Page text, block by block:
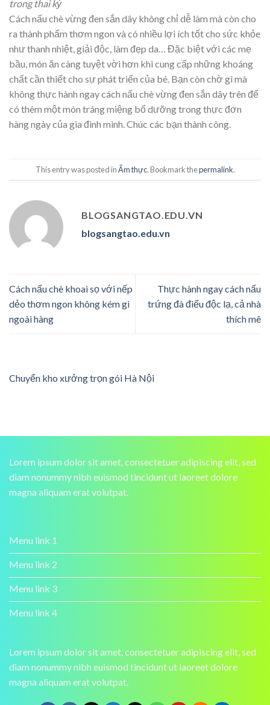
trong thai kỳ
Cách nấu chè vừng đen sắn dây không chỉ dễ làm mà còn cho
ra thành phẩm thơm ngon và có nhiều lợi ích tốt cho sức khỏe
như thanh nhiệt, giải độc, làm đẹp da… Đặc biệt với các mẹ
bầu, món ăn càng tuyệt vời hơn khi cung cấp những khoáng
chất cần thiết cho sự phát triển của bé. Bạn còn chờ gì mà
không thực hành ngay cách nấu chè vừng đen sắn dây trên để
có thêm một món tráng miệng bổ dưỡng trong thực đơn
hàng ngày của gia đình mình. Chúc các bạn thành công.
This entry was posted inẨm thực. Bookmark thepermalink.
BLOGSANGTAO.EDU.VN
blogsangtao.edu.vn
Cách nấu chè khoai sọ với nếp
dẻo thơm ngon không kém gì
ngoài hàng
Thực hành ngay cách nấu
trứng đà điểu độc lạ, cả nhà
thích mê
Chuyển kho xưởng trọn gói Hà Nội
Lorem ipsum dolor sit amet, consectetuer adipiscing elit, sed
diam nonummy nibh euismod tincidunt ut laoreet dolore
magna aliquam erat volutpat.
Menu link 1
Menu link 2
Menu link 3
Menu link 4
Lorem ipsum dolor sit amet, consectetuer adipiscing elit, sed
diam nonummy nibh euismod tincidunt ut laoreet dolore
magna aliquam erat volutpat.